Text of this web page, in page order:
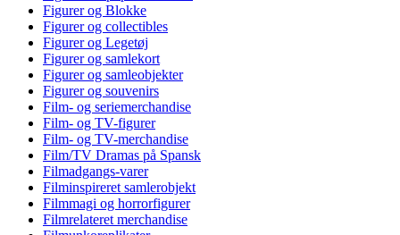
Figurer og Blokke
Figurer og collectibles
Figurer og Legetøj
Figurer og samlekort
Figurer og samleobjekter
Figurer og souvenirs
Film- og seriemerchandise
Film- og TV-figurer
Film- og TV-merchandise
Film/TV Dramas på Spansk
Filmadgangs-varer
Filminspireret samlerobjekt
Filmmagi og horrorfigurer
Filmrelateret merchandise